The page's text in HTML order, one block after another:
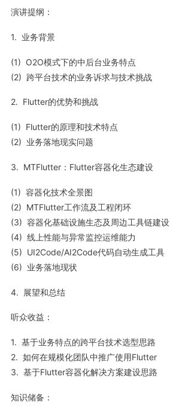
演讲提纲：
1. 业务背景
(1) O2O模式下的中后台业务特点
(2) 跨平台技术的业务诉求与技术挑战
2. Flutter的优势和挑战
(1) Flutter的原理和技术特点
(2) 业务落地现实问题
3. MTFlutter：Flutter容器化生态建设
(1) 容器化技术全景图
(2) MTFlutter工作流及工程闭环
(3) 容器化基础设施生态及周边工具链建设
(4) 线上性能与异常监控运维能力
(5) UI2Code/AI2Code代码自动生成工具
(6) 业务落地现状
4. 展望和总结
听众收益：
1. 基于业务特点的跨平台技术选型思路
2. 如何在规模化团队中推广使用Flutter
3. 基于Flutter容器化解决方案建设思路
知识储备：